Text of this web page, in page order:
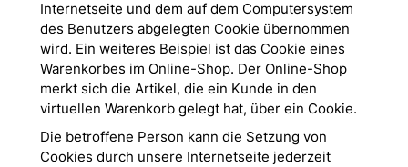
Internetseite und dem auf dem Computersystem
des Benutzers abgelegten Cookie übernommen
wird. Ein weiteres Beispiel ist das Cookie eines
Warenkorbes im Online-Shop. Der Online-Shop
merkt sich die Artikel, die ein Kunde in den
virtuellen Warenkorb gelegt hat, über ein Cookie.
Die betroffene Person kann die Setzung von
Cookies durch unsere Internetseite jederzeit